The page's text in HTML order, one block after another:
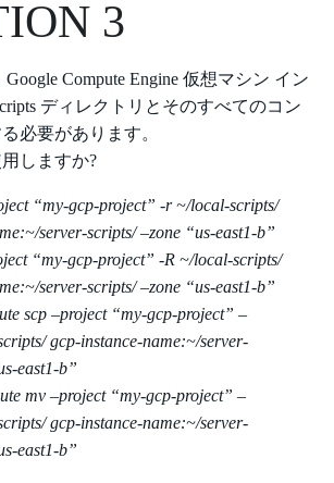
3
Compute Engine 仮想マシン イン
ディレクトリとそのすべてのコン
必要があります。
しますか?
“my-gcp-project” -r ~/local-scripts/
server-scripts/ –zone “us-east1-b”
“my-gcp-project” -R ~/local-scripts/
server-scripts/ –zone “us-east1-b”
scp –project “my-gcp-project” –
gcp-instance-name:~/server-
east1-b”
mv –project “my-gcp-project” –
gcp-instance-name:~/server-
east1-b”